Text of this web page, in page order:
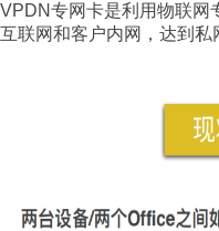
VPDN专网卡是利用物联网
互联网和客户内网，达到